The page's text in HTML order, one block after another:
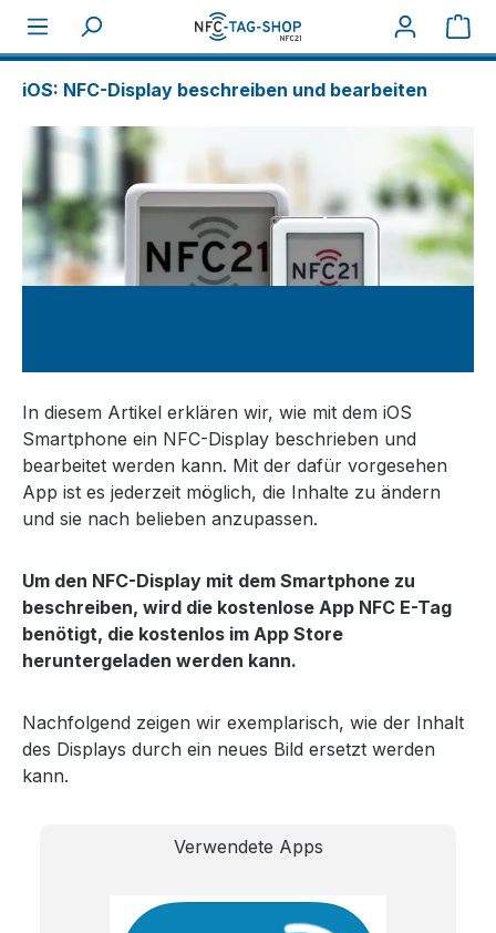
Über NFC
How tos
iOS: NFC-Display beschreiben und bearbeiten
In diesem Artikel erklären wir, wie mit dem iOS
Smartphone ein NFC-Display beschrieben und
bearbeitet werden kann. Mit der dafür vorgesehen
App ist es jederzeit möglich, die Inhalte zu ändern
und sie nach belieben anzupassen.
Um den NFC-Display mit dem Smartphone zu
beschreiben, wird die kostenlose App NFC E-Tag
benötigt, die kostenlos im App Store
heruntergeladen werden kann.
Nachfolgend zeigen wir exemplarisch, wie der Inhalt
des Displays durch ein neues Bild ersetzt werden
kann.
Verwendete Apps